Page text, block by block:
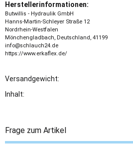
Herstellerinformationen:
Butwillis - Hydraulik GmbH
Hanns-Martin-Schleyer Straße 12
Nordrhein-Westfalen
Mönchengladbach, Deutschland, 41199
info@schlauch24.de
https://www.erkaflex.de/
Versandgewicht:
Inhalt:
Frage zum Artikel